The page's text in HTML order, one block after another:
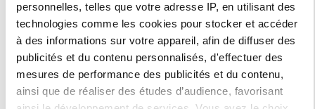
personnelles, telles que votre adresse IP, en utilisant des
technologies comme les cookies pour stocker et accéder
à des informations sur votre appareil, afin de diffuser des
publicités et du contenu personnalisés, d'effectuer des
mesures de performance des publicités et du contenu,
ainsi que de réaliser des études d’audience, favorisant
Il s’agira d’examiner la conceptualisation pasolinienne du fascisme
de consommation, de la normalisation culturelle et de
l’homogénéisation des comportements. Les intervenant.e.s
pourront analyser la pertinence de ces notions pour interpréter les
formes contemporaines de néolibéralisme autoritaire, de populisme
et de surveillance diffuse.
2. Pétrole : une écriture labyrinthique comme outil d’enquête
politique.